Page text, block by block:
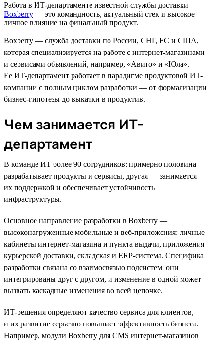
Работа в ИТ-департаменте известной службы доставки
Boxberry — это командность, актуальный стек и высокое
личное влияние на финальный продукт.
Boxberry — служба доставки по России, СНГ, ЕС и США,
которая специализируется на работе с интернет-магазинами
и сервисами объявлений, например, «Авито» и «Юла».
Ее ИТ-департамент работает в парадигме продуктовой ИТ-
компании с полным циклом разработки — от формализации
бизнес-гипотезы до выкатки в продуктив.
Чем занимается ИТ-
департамент
В команде ИТ более 90 сотрудников: примерно половина
разрабатывает продукты и сервисы, другая — занимается
их поддержкой и обеспечивает устойчивость
инфраструктуры.
Основное направление разработки в Boxberry —
высоконагруженные мобильные и веб-приложения: личные
кабинеты интернет-магазина и пункта выдачи, приложения
курьерской доставки, складская и ERP-система. Специфика
разработки связана со взаимосвязью подсистем: они
интегрированы друг с другом, и изменение в одной может
вызвать каскадные изменения во всей цепочке.
ИТ-решения определяют качество сервиса для клиентов,
и их развитие серьезно повышает эффективность бизнеса.
Например, модули Boxberry для CMS интернет-магазинов